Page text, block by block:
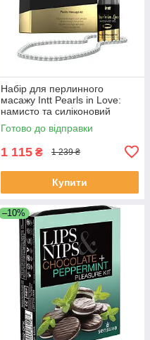
Набір для перлинного
масажу Intt Pearls in Love:
намисто та силіконовий
масажний гель
Готово до відправки
1 115 ₴ 1 239 ₴
Купити
–10%